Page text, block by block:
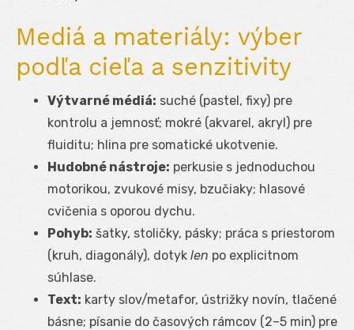
Mediá a materiály: výber
podľa cieľa a senzitivity
Výtvarné médiá: suché (pastel, fixy) pre
kontrolu a jemnosť; mokré (akvarel, akryl) pre
fluiditu; hlina pre somatické ukotvenie.
Hudobné nástroje: perkusie s jednoduchou
motorikou, zvukové misy, bzučiaky; hlasové
cvičenia s oporou dychu.
Pohyb: šatky, stoličky, pásky; práca s priestorom
(kruh, diagonály), dotyk len po explicitnom
súhlase.
Text: karty slov/metafor, ústrižky novín, tlačené
básne; písanie do časových rámcov (2–5 min) pre